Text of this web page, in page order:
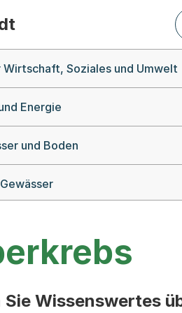
Soziales und Umwelt
Energie
und Boden
Sie Wissenswertes